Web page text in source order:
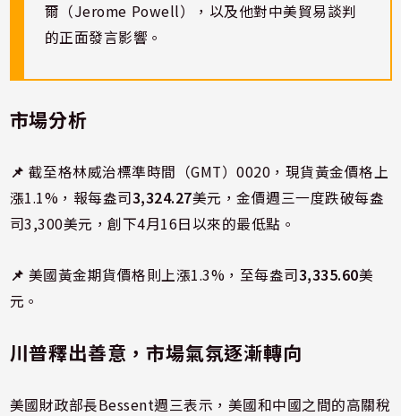
爾（Jerome Powell），以及他對中美貿易談判
的正面發言影響。
市場分析
📌 截至格林威治標準時間（GMT）0020，現貨黃金價格上
漲1.1%，報每盎司3,324.27美元，金價週三一度跌破每盎
司3,300美元，創下4月16日以來的最低點。
📌 美國黃金期貨價格則上漲1.3%，至每盎司3,335.60美
元。
川普釋出善意，市場氣氛逐漸轉向
美國財政部長Bessent週三表示，美國和中國之間的高關稅